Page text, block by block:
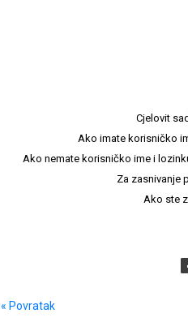
Cjelovit
Ako imate korisničko
Ako nemate korisničko ime i
Za zasnivanje
Ako ste
« Povratak